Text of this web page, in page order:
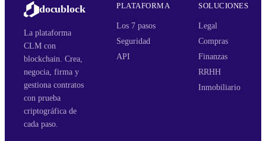
docublock
La plataforma
CLM con
blockchain. Crea,
negocia, firma y
gestiona contratos
con prueba
criptográfica de
cada paso.
PLATAFORMA
Los 7 pasos
Seguridad
API
SOLUCIONES
Legal
Compras
Finanzas
RRHH
Inmobiliario